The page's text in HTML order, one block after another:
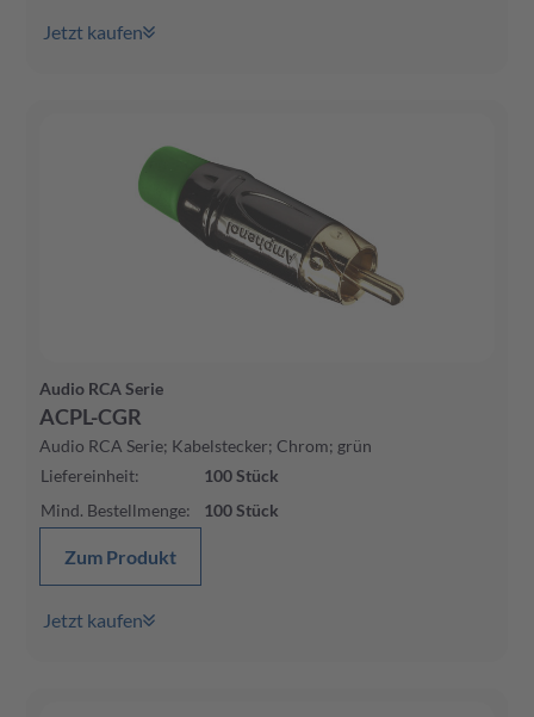
Jetzt kaufen
Audio RCA Serie
ACPL-CGR
Audio RCA Serie; Kabelstecker; Chrom; grün
Liefereinheit: 100Stück
Mind. Bestellmenge: 100Stück
Zum Produkt
Jetzt kaufen